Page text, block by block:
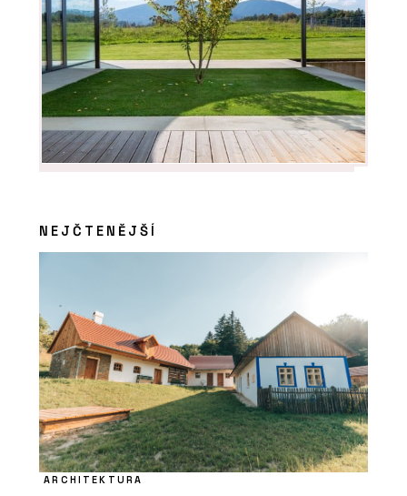
NEJČTENĚJŠÍ
ARCHITEKTURA